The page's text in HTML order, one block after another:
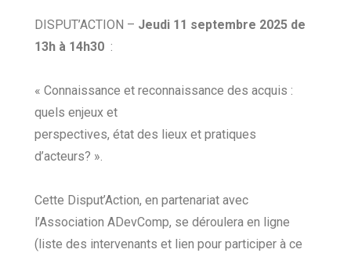
DISPUT’ACTION – Jeudi 11 septembre 2025 de
13h à 14h30 :
« Connaissance et reconnaissance des acquis :
quels enjeux et
perspectives, état des lieux et pratiques
d’acteurs? ».
Cette Disput’Action, en partenariat avec
l’Association ADevComp, se déroulera en ligne
(liste des intervenants et lien pour participer à ce